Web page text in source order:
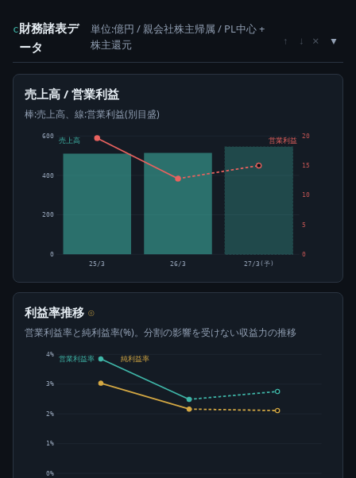
c財務諸表デ
ータ
単位:億円 / 親会社株主帰属 / PL中心 +
株主還元
↑ ↓ ×
売上高 / 営業利益
棒:売上高、線:営業利益(別目盛)
0
200
400
600
0
5
10
15
20
25/3 26/3 27/3(予)
売上高 営業利益
利益率推移 ⊙
営業利益率と純利益率(%)。分割の影響を受けない収益力の推移
0%
1%
2%
3%
4%
営業利益率 純利益率